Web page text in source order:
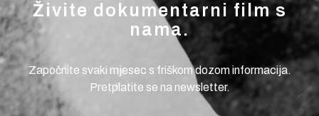
Živite dokumentarni film s
nama.
Započnite svaki mjesec s friškom dozom informacija.
Pretplatite se na newsletter.